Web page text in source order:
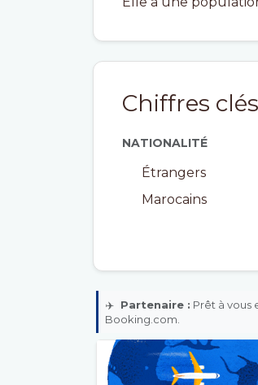
Chiffres clés
NATIONALITÉ
Étrangers
Marocains
✈️ Partenaire : Prêt à vous
Booking.com.